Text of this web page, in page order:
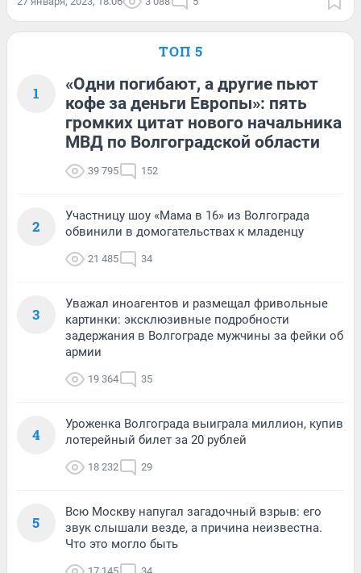
ТОП 5
1
«Одни погибают, а другие пьют
кофе за деньги Европы»: пять
громких цитат нового начальника
МВД по Волгоградской области
39 795 152
2
Участницу шоу «Мама в 16» из Волгограда
обвинили в домогательствах к младенцу
21 485 34
3
Уважал иноагентов и размещал фривольные
картинки: эксклюзивные подробности
задержания в Волгограде мужчины за фейки об
армии
19 364 35
4
Уроженка Волгограда выиграла миллион, купив
лотерейный билет за 20 рублей
18 232 29
5
Всю Москву напугал загадочный взрыв: его
звук слышали везде, а причина неизвестна.
Что это могло быть